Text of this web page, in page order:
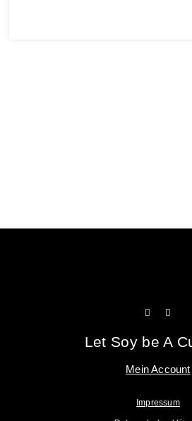
Let Soy be A
Mein Account
Impressum